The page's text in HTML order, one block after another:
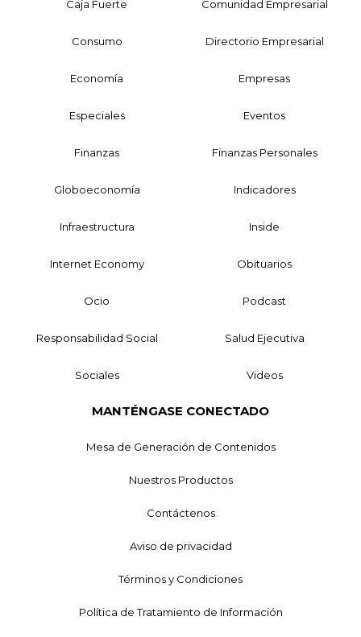
Caja Fuerte Comunidad Empresarial
Consumo Directorio Empresarial
Economía Empresas
Especiales Eventos
Finanzas Finanzas Personales
Globoeconomía Indicadores
Infraestructura Inside
Internet Economy Obituarios
Ocio Podcast
Responsabilidad Social Salud Ejecutiva
Sociales Videos
MANTÉNGASE CONECTADO
Mesa de Generación de Contenidos
Nuestros Productos
Contáctenos
Aviso de privacidad
Términos y Condiciones
Política de Tratamiento de Información